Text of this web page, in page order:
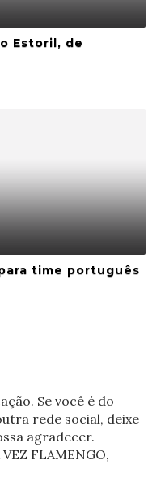
Estoril, de
time português
Se você é do
rede social, deixe
agradecer.
FLAMENGO,